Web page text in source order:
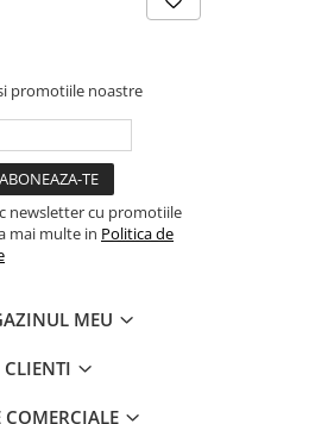
promotiile noastre
newsletter cu promotiile
mai multe in Politica de
MEU
CLIENTI
COMERCIALE